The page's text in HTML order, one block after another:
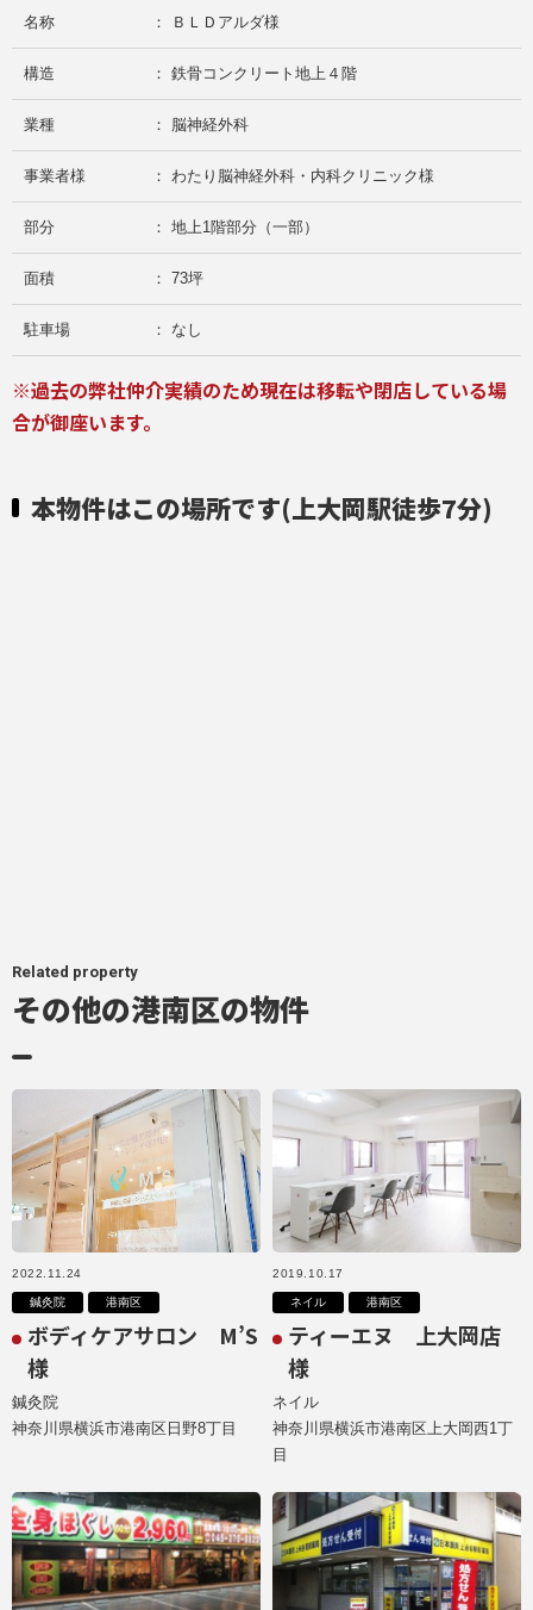
名称 ： ＢＬＤアルダ様
構造 ： 鉄骨コンクリート地上４階
業種 ： 脳神経外科
事業者様 ： わたり脳神経外科・内科クリニック様
部分 ： 地上1階部分（一部）
面積 ： 73坪
駐車場 ： なし
※過去の弊社仲介実績のため現在は移転や閉店している場
合が御座います。
本物件はこの場所です(上大岡駅徒歩7分)
Related property
その他の港南区の物件
2022.11.24
鍼灸院 港南区
ボディケアサロン M’S
様
鍼灸院
神奈川県横浜市港南区日野8丁目
2019.10.17
ネイル 港南区
ティーエヌ 上大岡店
様
ネイル
神奈川県横浜市港南区上大岡西1丁
目